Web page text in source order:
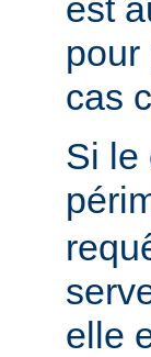
est
pour
cas
Si le
elle